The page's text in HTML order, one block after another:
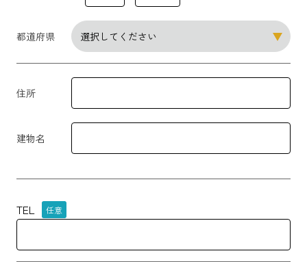
都道府県
住所
建物名
TEL 任意